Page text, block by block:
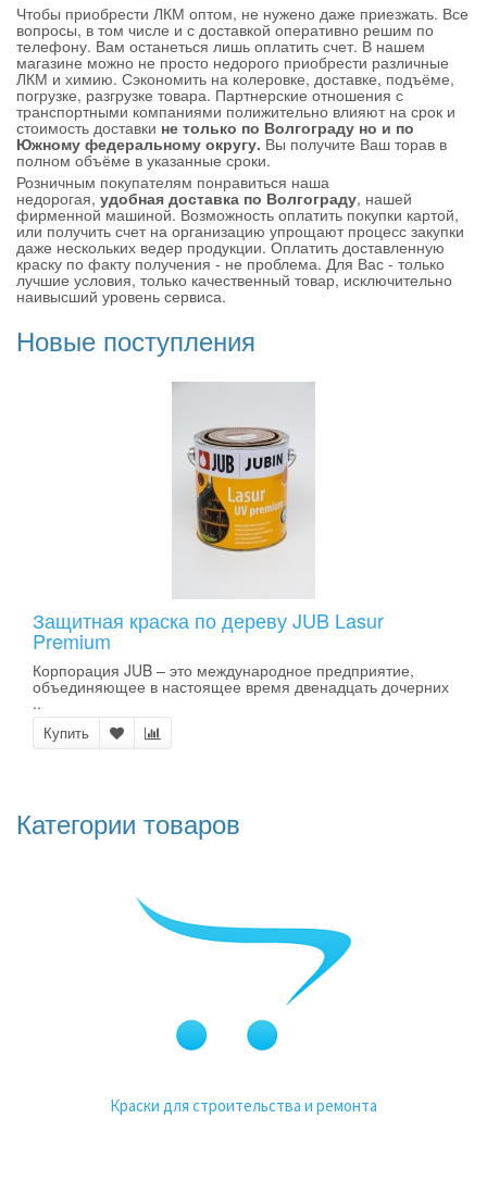
Чтобы приобрести ЛКМ оптом, не нужено даже приезжать. Все
вопросы, в том числе и с доставкой оперативно решим по
телефону. Вам останеться лишь оплатить счет. В нашем
магазине можно не просто недорого приобрести различные
ЛКМ и химию. Сэкономить на колеровке, доставке, подъёме,
погрузке, разгрузке товара. Партнерские отношения с
транспортными компаниями полижительно влияют на срок и
стоимость доставки не только по Волгограду но и по
Южному федеральному округу. Вы получите Ваш торав в
полном объёме в указанные сроки.
Розничным покупателям понравиться наша
недорогая, удобная доставка по Волгограду, нашей
фирменной машиной. Возможность оплатить покупки картой,
или получить счет на организацию упрощают процесс закупки
даже нескольких ведер продукции. Оплатить доставленную
краску по факту получения - не проблема. Для Вас - только
лучшие условия, только качественный товар, исключительно
наивысший уровень сервиса.
Новые поступления
Защитная краска по дереву JUB Lasur
Premium
Корпорация JUB – это международное предприятие,
объединяющее в настоящее время двенадцать дочерних
..
Купить
Категории товаров
Краски для строительства и ремонта